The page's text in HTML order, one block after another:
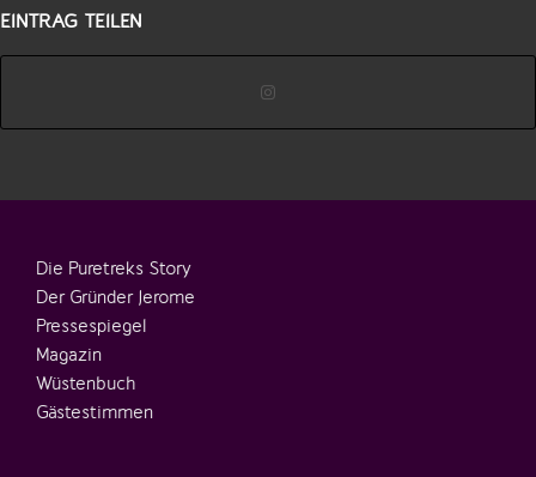
EINTRAG TEILEN
Die Puretreks Story
Der Gründer Jerome
Pressespiegel
Magazin
Wüstenbuch
Gästestimmen